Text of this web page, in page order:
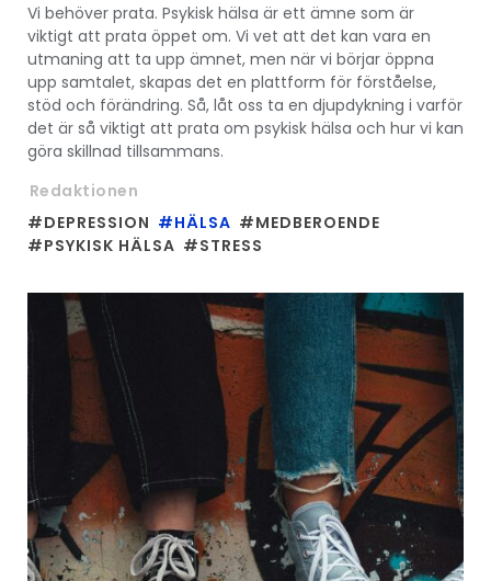
Vi behöver prata. Psykisk hälsa är ett ämne som är
viktigt att prata öppet om. Vi vet att det kan vara en
utmaning att ta upp ämnet, men när vi börjar öppna
upp samtalet, skapas det en plattform för förståelse,
stöd och förändring. Så, låt oss ta en djupdykning i varför
det är så viktigt att prata om psykisk hälsa och hur vi kan
göra skillnad tillsammans.
Redaktionen
#DEPRESSION #HÄLSA #MEDBEROENDE
#PSYKISK HÄLSA #STRESS